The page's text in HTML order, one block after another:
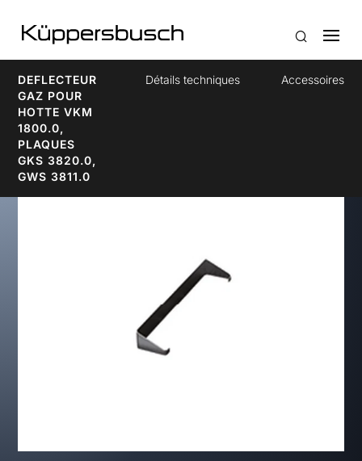
DEFLECTEUR
GAZ POUR
HOTTE VKM
1800.0,
PLAQUES
GKS 3820.0,
GWS 3811.0
Détails techniques Accessoires